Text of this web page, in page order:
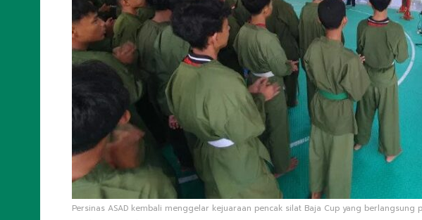
Persinas ASAD kembali menggelar kejuaraan pencak silat Baja Cup yang berlangsung